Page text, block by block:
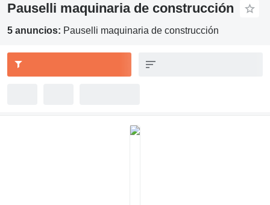
Pauselli maquinaria de construcción
5 anuncios: Pauselli maquinaria de construcción